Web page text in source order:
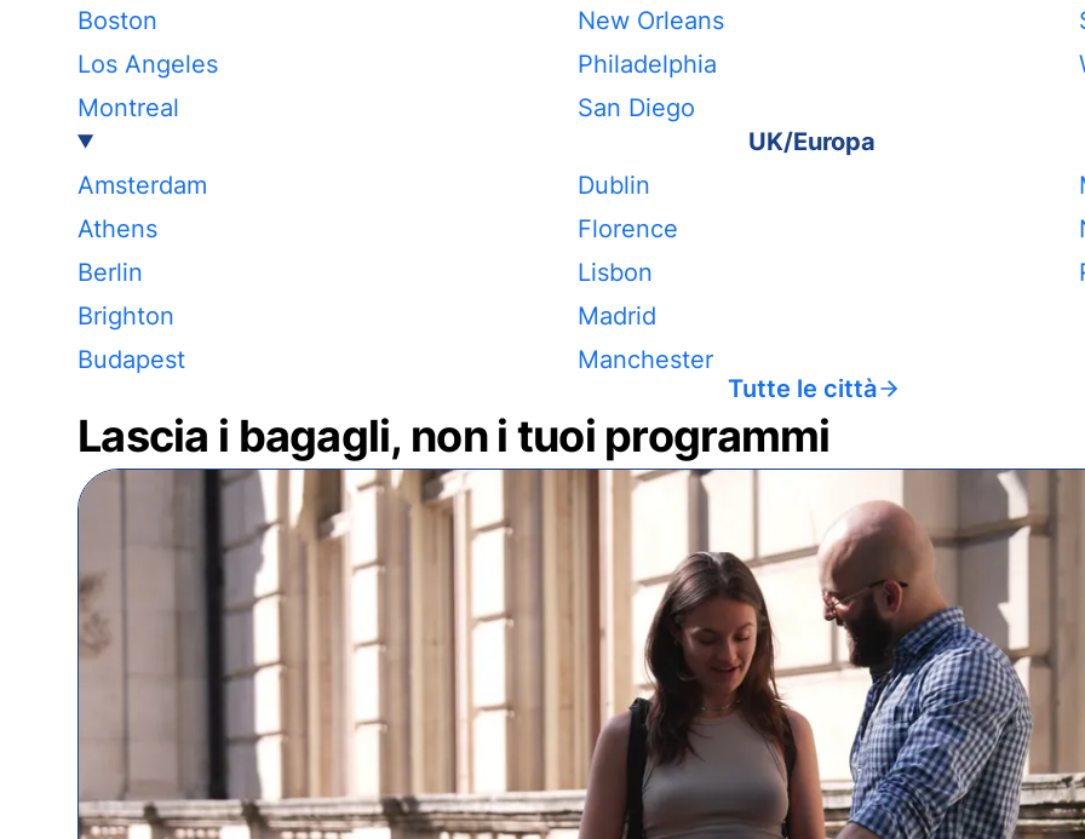
Boston
Los Angeles
Montreal
New Orleans
Philadelphia
San Diego
UK/Europa
Amsterdam
Athens
Berlin
Brighton
Budapest
Dublin
Florence
Lisbon
Madrid
Manchester
Tutte le città
Lascia i bagagli, non i tuoi programmi